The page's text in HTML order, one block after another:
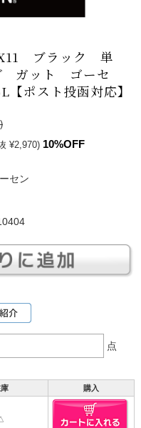
ブラック 単
ガット ゴーセ
ポスト投函対応】
¥2,970) 10%OFF
セン
点
購入